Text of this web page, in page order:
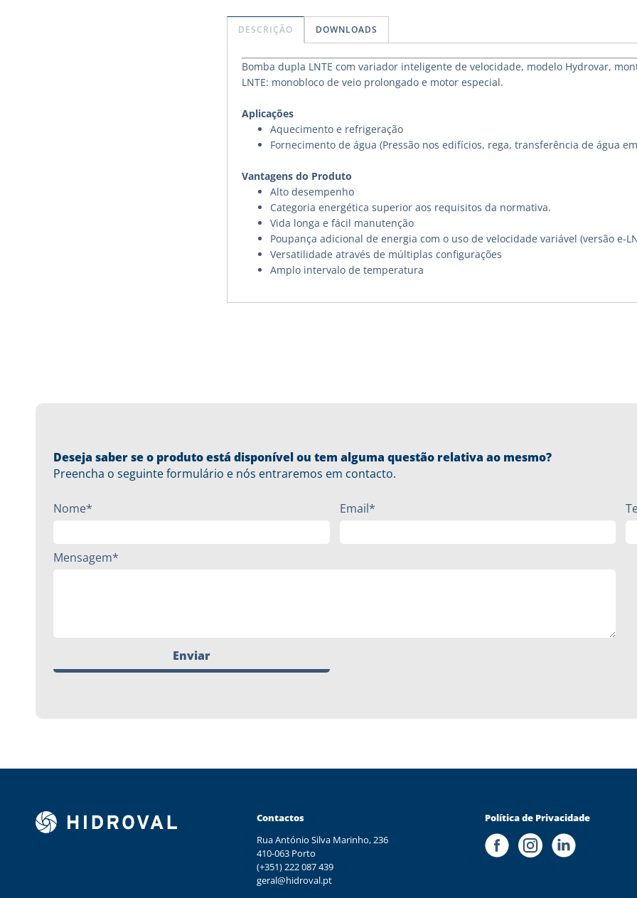
DESCRIÇÃO DOWNLOADS
Bomba dupla LNTE com variador inteligente de velocidade, modelo Hydrovar,
LNTE: monobloco de veio prolongado e motor especial.
Aplicações
Aquecimento e refrigeração
Fornecimento de água (Pressão nos edifícios, rega, transferência de água
Vantagens do Produto
Alto desempenho
Categoria energética superior aos requisitos da normativa.
Vida longa e fácil manutenção
Poupança adicional de energia com o uso de velocidade variável (versão e-
Versatilidade através de múltiplas configurações
Amplo intervalo de temperatura
Deseja saber se o produto está disponível ou tem alguma questão relativa ao mesmo?
Preencha o seguinte formulário e nós entraremos em contacto.
Nome* Email*
Mensagem*
Enviar
Contactos
Rua António Silva Marinho, 236
410-063 Porto
(+351) 222 087 439
geral@hidroval.pt
Política de Privacidade